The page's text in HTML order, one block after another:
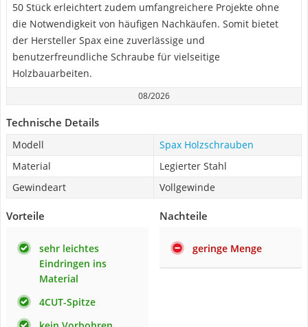
50 Stück erleichtert zudem umfangreichere Projekte ohne
die Notwendigkeit von häufigen Nachkäufen. Somit bietet
der Hersteller Spax eine zuverlässige und
benutzerfreundliche Schraube für vielseitige
Holzbauarbeiten.
08/2026
Technische Details
Modell
Spax Holzschrauben
Material
Legierter Stahl
Gewindeart
Vollgewinde
Vorteile
sehr leichtes
Eindringen ins
Material
4CUT-Spitze
Nachteile
geringe Menge